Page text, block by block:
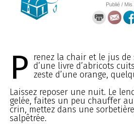
Publié / Mis
P renez la chair et le jus de
d’une livre d’abricots
zeste d’une orange,
Laissez reposer une nuit. Le
gelée, faites un peu chauffer
crin, mettez dans une
salpêtrée.